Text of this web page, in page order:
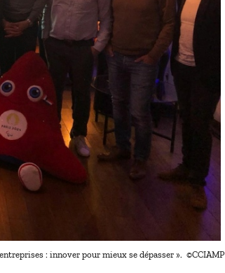
: innover pour mieux se dépasser ». ©CCIAMP